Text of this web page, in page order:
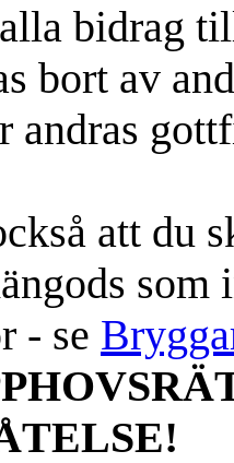
bidrag
bort av
andras
att du
som
- se